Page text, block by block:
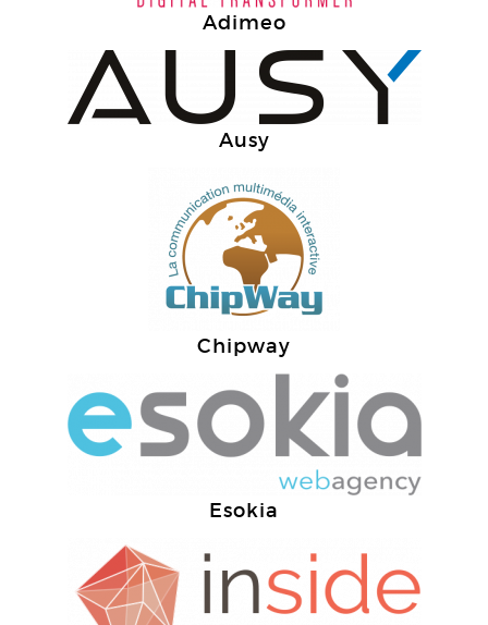
Adimeo
Ausy
Chipway
Esokia